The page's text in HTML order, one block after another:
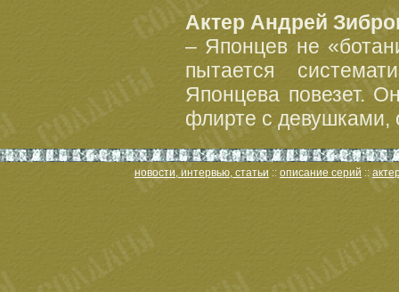
Актер Андрей
– Японцев не
пытается
Японцева повезет.
флирте с девушками,
новости, интервью, статьи :: описание серий ::